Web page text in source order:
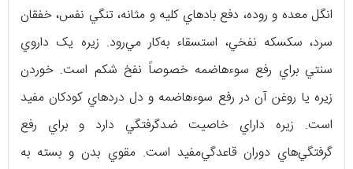
انگل‌ معده‌ و روده‌، دفع‌ بادهاي‌ کليه‌ و مثانه‌، تنگي ‌نفس‌، خفقان‌
سرد، سکسکه‌ نفخي‌، استسقاء به‌کار مي‌رود. زيره‌ يک‌ داروي‌
سنتي‌ براي‌ رفع‌ سوءهاضمه‌ خصوصاً نفخ‌ شکم‌ است‌. خوردن‌
زیره يا روغن‌ آن‌ در رفع‌ سوءهاضمه‌ و دل‌ دردهاي‌ کودکان‌ مفيد
است‌. زيره‌ داراي‌ خاصيت‌ ضدگرفتگي‌ دارد و براي‌ رفع‌
گرفتگي‌هاي‌ دوران‌ قاعدگي‌مفيد است‌. مقوي‌ بدن‌ و بسته به